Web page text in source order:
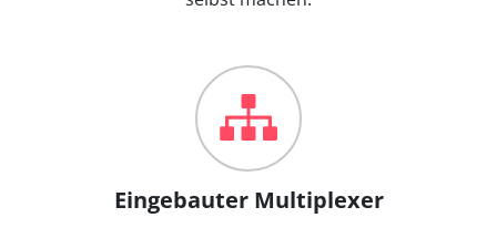
Eingebauter Multiplexer